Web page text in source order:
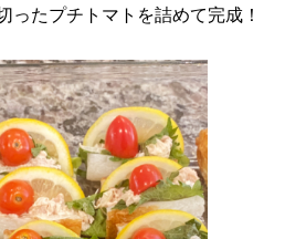
ったプチトマトを詰めて完成！